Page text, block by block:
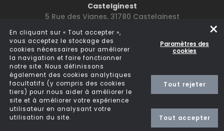
Castelginest
5 Rue des Vignes, 31780 Castelginest
Le lundi : 08:15 - 12:00, 14:00 - 18:00
Du mardi au jeudi : 08:15 - 12:00, 13:30 - 17:30
Vendredi : 08:00 - 12:00
05 62 75 11 11 / 06 78 15 88 12
contact31@agri-garonne.fr
×
En cliquant sur « Tout accepter »,
vous acceptez le stockage des
cookies nécessaires pour améliorer
la navigation et faire fonctionner
notre site. Nous définissons
également des cookies analytiques
facultatifs (y compris des cookies
tiers) pour nous aider à améliorer le
site et à améliorer votre expérience
utilisateur en analysant votre
utilisation du site.
Paramètres des
cookies
Tout rejeter
Tout accepter